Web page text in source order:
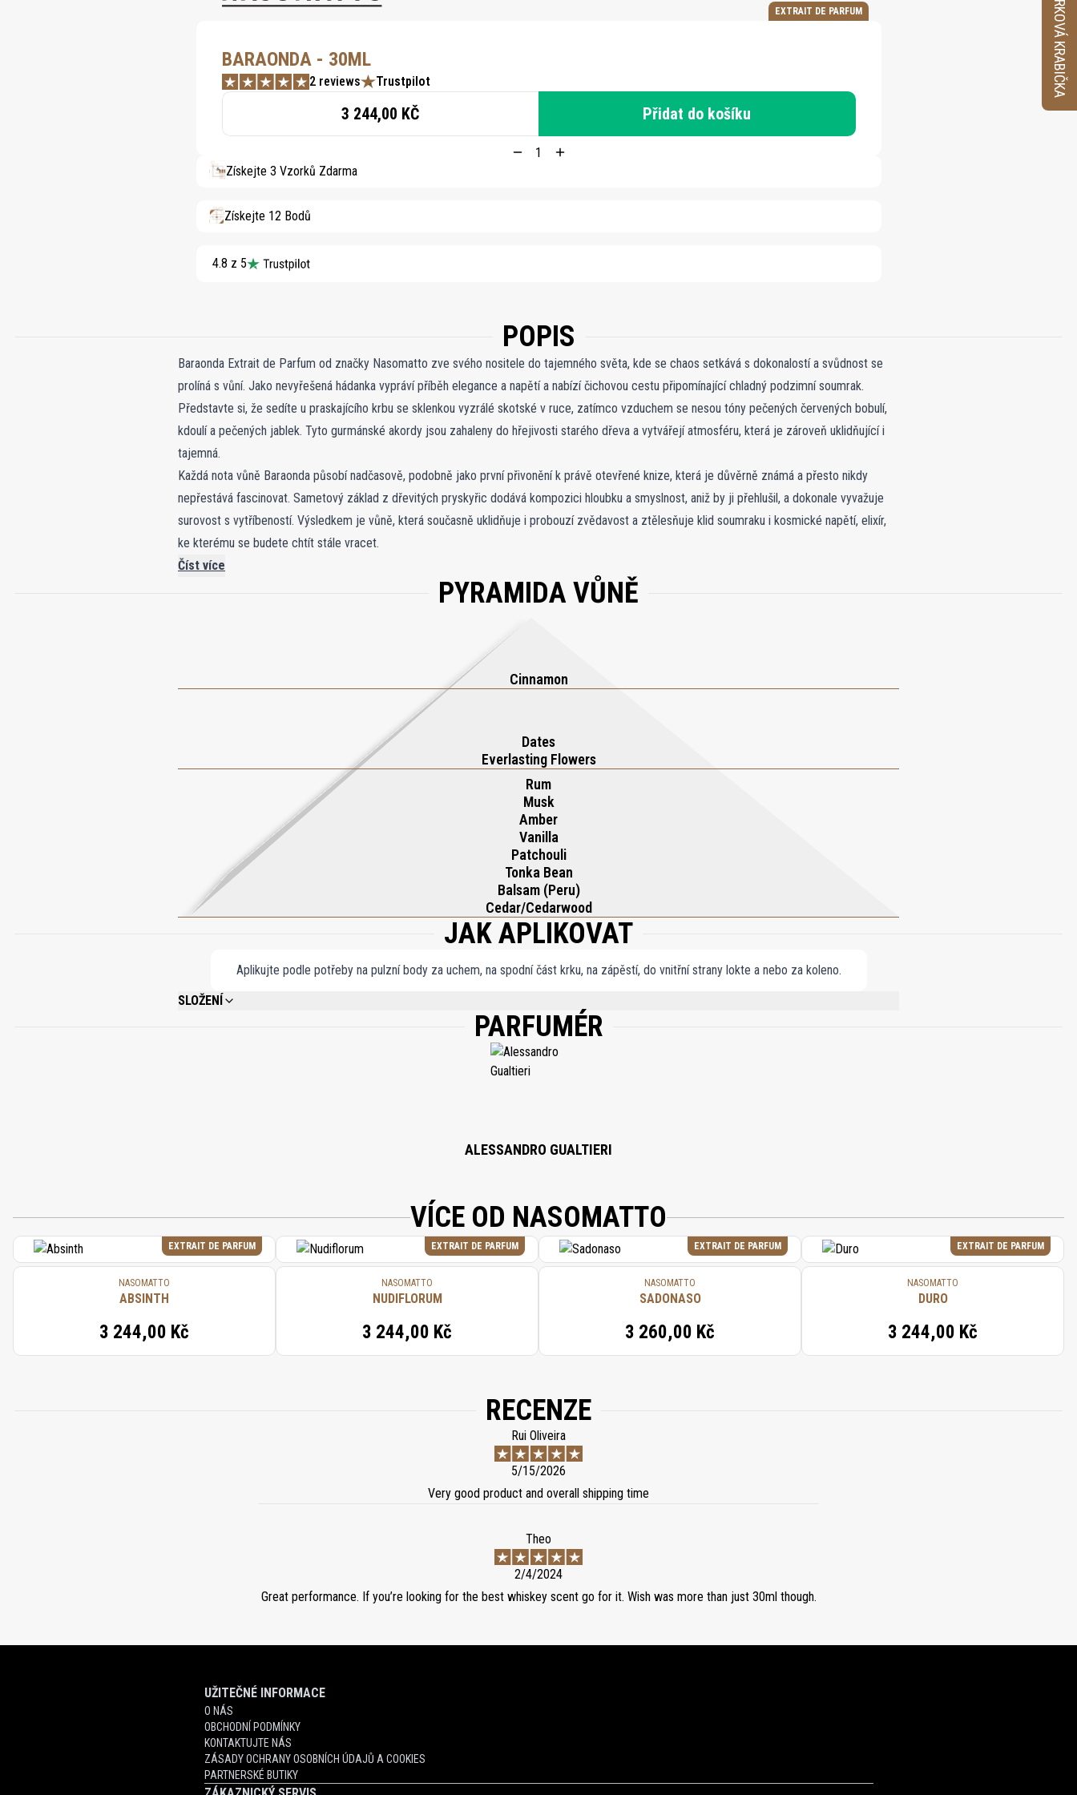
EXTRAIT DE PARFUM
BARAONDA - 30ML
2 reviews Trustpilot
3 244,00 KČ Přidat do košíku
Získejte 3 Vzorků Zdarma
Získejte 12 Bodů
4.8 z 5
POPIS
Baraonda Extrait de Parfum od značky Nasomatto zve svého nositele do tajemného světa, kde se chaos setkává s dokonalostí a svůdnost se
prolíná s vůní. Jako nevyřešená hádanka vypráví příběh elegance a napětí a nabízí čichovou cestu připomínající chladný podzimní soumrak.
Představte si, že sedíte u praskajícího krbu se sklenkou vyzrálé skotské v ruce, zatímco vzduchem se nesou tóny pečených červených bobulí,
kdoulí a pečených jablek. Tyto gurmánské akordy jsou zahaleny do hřejivosti starého dřeva a vytvářejí atmosféru, která je zároveň uklidňující i
tajemná.
Každá nota vůně Baraonda působí nadčasově, podobně jako první přivonění k právě otevřené knize, která je důvěrně známá a přesto nikdy
nepřestává fascinovat. Sametový základ z dřevitých pryskyřic dodává kompozici hloubku a smyslnost, aniž by ji přehlušil, a dokonale vyvažuje
surovost s vytříbeností. Výsledkem je vůně, která současně uklidňuje i probouzí zvědavost a ztělesňuje klid soumraku i kosmické napětí, elixír,
ke kterému se budete chtít stále vracet.
Číst více
PYRAMIDA VŮNĚ
Cinnamon
Dates
Everlasting Flowers
Rum
Musk
Amber
Vanilla
Patchouli
Tonka Bean
Balsam (Peru)
Cedar/Cedarwood
JAK APLIKOVAT
Aplikujte podle potřeby na pulzní body za uchem, na spodní část krku, na zápěstí, do vnitřní strany lokte a nebo za koleno.
SLOŽENÍ
ALCOHOL DENAT., AQUA (WATER), PARFUM (FRAGRANCE), BENZYL BENZOATE, BENZYL ALCOHOL, EUGENOL, CITRAL, GERANIOL, FARNESOL, LIMONENE,
PARFUMÉR
ALESSANDRO GUALTIERI
VÍCE OD NASOMATTO
EXTRAIT DE PARFUM
NASOMATTO
ABSINTH
3 244,00 Kč
EXTRAIT DE PARFUM
NASOMATTO
NUDIFLORUM
3 244,00 Kč
EXTRAIT DE PARFUM
NASOMATTO
SADONASO
3 260,00 Kč
EXTRAIT DE PARFUM
NASOMATTO
DURO
3 244,00 Kč
RECENZE
Rui Oliveira
5/15/2026
Very good product and overall shipping time
Theo
2/4/2024
Great performance. If you’re looking for the best whiskey scent go for it. Wish was more than just 30ml though.
UŽITEČNÉ INFORMACE
O NÁS
OBCHODNÍ PODMÍNKY
KONTAKTUJTE NÁS
ZÁSADY OCHRANY OSOBNÍCH ÚDAJŮ A COOKIES
PARTNERSKÉ BUTIKY
VZORKOVÁ KRABIČKA